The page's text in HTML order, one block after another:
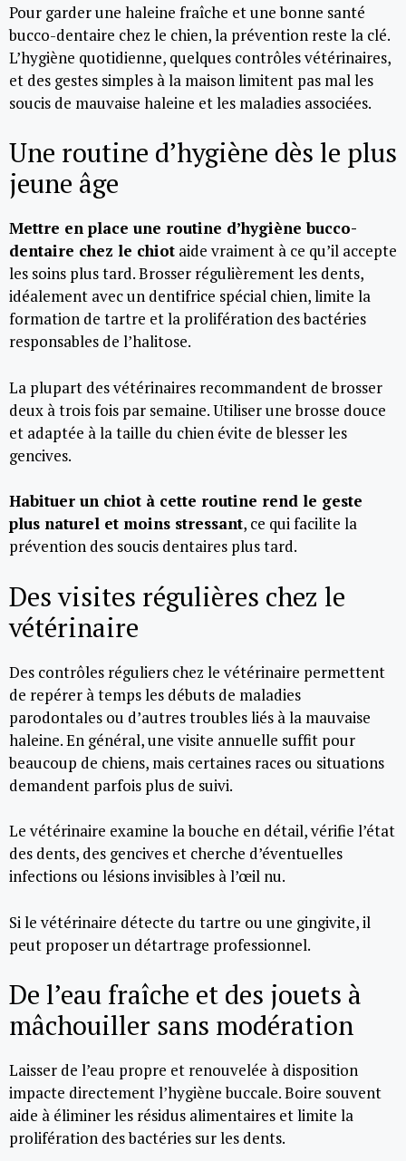
Pour garder une haleine fraîche et une bonne santé
bucco-dentaire chez le chien, la prévention reste la clé.
L’hygiène quotidienne, quelques contrôles vétérinaires,
et des gestes simples à la maison limitent pas mal les
soucis de mauvaise haleine et les maladies associées.
Une routine d’hygiène dès le plus
jeune âge
Mettre en place une routine d’hygiène bucco-
dentaire chez le chiot aide vraiment à ce qu’il accepte
les soins plus tard. Brosser régulièrement les dents,
idéalement avec un dentifrice spécial chien, limite la
formation de tartre et la prolifération des bactéries
responsables de l’halitose.
La plupart des vétérinaires recommandent de brosser
deux à trois fois par semaine. Utiliser une brosse douce
et adaptée à la taille du chien évite de blesser les
gencives.
Habituer un chiot à cette routine rend le geste
plus naturel et moins stressant, ce qui facilite la
prévention des soucis dentaires plus tard.
Des visites régulières chez le
vétérinaire
Des contrôles réguliers chez le vétérinaire permettent
de repérer à temps les débuts de maladies
parodontales ou d’autres troubles liés à la mauvaise
haleine. En général, une visite annuelle suffit pour
beaucoup de chiens, mais certaines races ou situations
demandent parfois plus de suivi.
Le vétérinaire examine la bouche en détail, vérifie l’état
des dents, des gencives et cherche d’éventuelles
infections ou lésions invisibles à l’œil nu.
Si le vétérinaire détecte du tartre ou une gingivite, il
peut proposer un détartrage professionnel.
De l’eau fraîche et des jouets à
mâchouiller sans modération
Laisser de l’eau propre et renouvelée à disposition
impacte directement l’hygiène buccale. Boire souvent
aide à éliminer les résidus alimentaires et limite la
prolifération des bactéries sur les dents.